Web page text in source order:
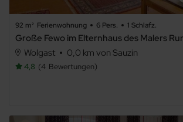
92 m² Ferienwohnung 6 Pers. 1 Schlafz.
Wolgast
0,0 km von Sauzin
4,8 4 Bewertungen